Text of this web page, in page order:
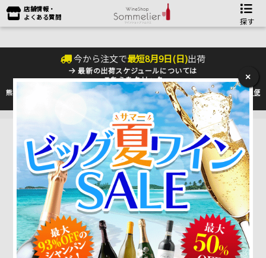
店舗情報・
よくある質問
探す
今から注文で最短8月9日(日)出荷
最新の出荷スケジュールについては
こちらをクリック
熊本地震の影響により九州への配送に遅れが生じております。最新情報は佐川急便
のHP
をご確認下さい。
×